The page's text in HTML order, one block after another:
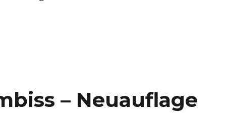
– Neuauflage